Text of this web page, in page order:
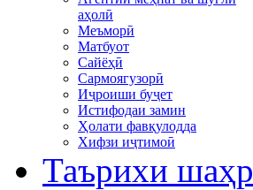
аҳолӣ
Меъморӣ
Матбуот
Сайёҳӣ
Сармоягузорӣ
Иҷроиши буҷет
Истифодаи замин
Ҳолати фавқулодда
Хифзи иҷтимоӣ
Таърихи шаҳр